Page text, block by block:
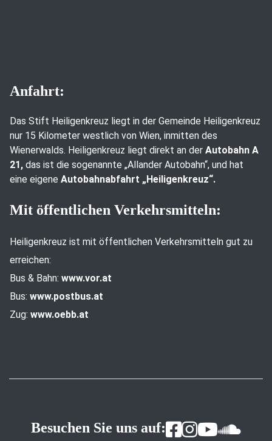
Anfahrt:
Das Stift Heiligenkreuz liegt in der Gemeinde Heiligenkreuz
nur 15 Kilometer westlich von Wien, inmitten des
Wienerwalds. Heiligenkreuz liegt direkt an der Autobahn A
21, das ist die sogenannte „Allander Autobahn“, und hat
eine eigene Autobahnabfahrt „Heiligenkreuz“.
Mit öffentlichen Verkehrsmitteln:
Heiligenkreuz ist mit öffentlichen Verkehrsmitteln gut zu
erreichen:
Bus & Bahn: www.vor.at
Bus: www.postbus.at
Zug: www.oebb.at
Besuchen Sie uns auf: